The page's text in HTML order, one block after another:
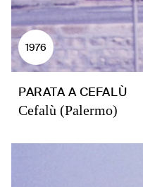
1976
PARATA A CEFALÙ
Cefalù (Palermo)